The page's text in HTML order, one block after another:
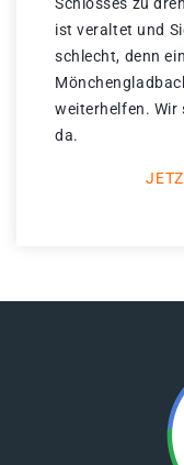
Schlosses zu
ist veraltet und
schlecht, denn
weiterhelfen. Wir
da.